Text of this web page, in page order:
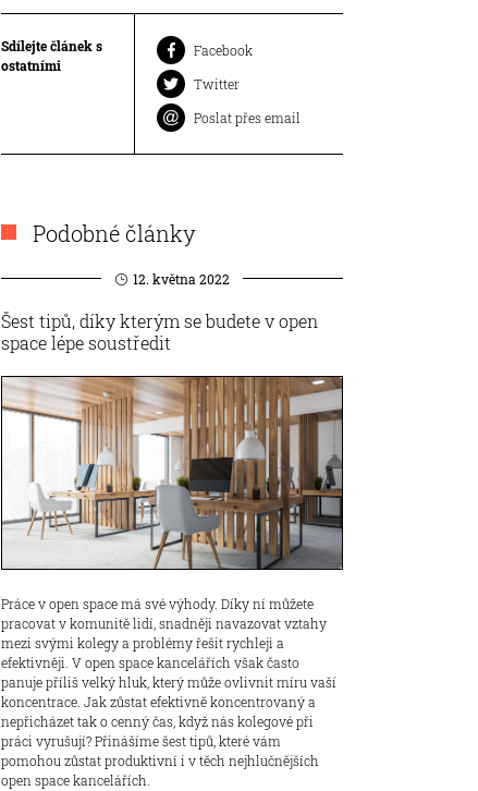
Sdílejte článek s
ostatními
Facebook
Twitter
Poslat přes email
Podobné články
12. května 2022
Šest tipů, díky kterým se budete v open
space lépe soustředit
Práce v open space má své výhody. Díky ní můžete
pracovat v komunitě lidí, snadněji navazovat vztahy
mezi svými kolegy a problémy řešit rychleji a
efektivněji. V open space kancelářích však často
panuje příliš velký hluk, který může ovlivnit míru vaší
koncentrace. Jak zůstat efektivně koncentrovaný a
nepřicházet tak o cenný čas, když nás kolegové při
práci vyrušují? Přinášíme šest tipů, které vám
pomohou zůstat produktivní i v těch nejhlučnějších
open space kancelářích.